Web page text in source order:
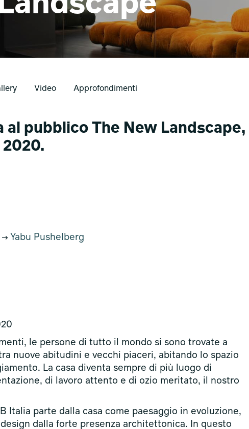
Video Approfondimenti
al pubblico The New Landscape,
Yabu Pushelberg
le persone di tutto il mondo si sono trovate a
nuove abitudini e vecchi piaceri, abitando lo spazio
La casa diventa sempre di più luogo di
di lavoro attento e di ozio meritato, il nostro
Italia parte dalla casa come paesaggio in evoluzione,
dalla forte presenza architettonica. In questo